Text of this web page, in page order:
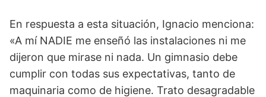
En respuesta a esta situación, Ignacio menciona:
«A mí NADIE me enseñó las instalaciones ni me
dijeron que mirase ni nada. Un gimnasio debe
cumplir con todas sus expectativas, tanto de
maquinaria como de higiene. Trato desagradable